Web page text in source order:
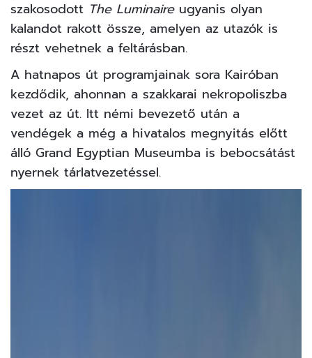
szakosodott The Luminaire ugyanis olyan
kalandot rakott össze, amelyen az utazók is
részt vehetnek a feltárásban.
A hatnapos út programjainak sora Kairóban
kezdődik, ahonnan a szakkarai nekropoliszba
vezet az út. Itt némi bevezető után a
vendégek a még a hivatalos megnyitás előtt
álló Grand Egyptian Museumba is bebocsátást
nyernek tárlatvezetéssel.